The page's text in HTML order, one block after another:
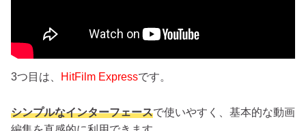
3つ目は、 HitFilm Expressです。
シンプルなインターフェースで使いやすく、基本的な動画